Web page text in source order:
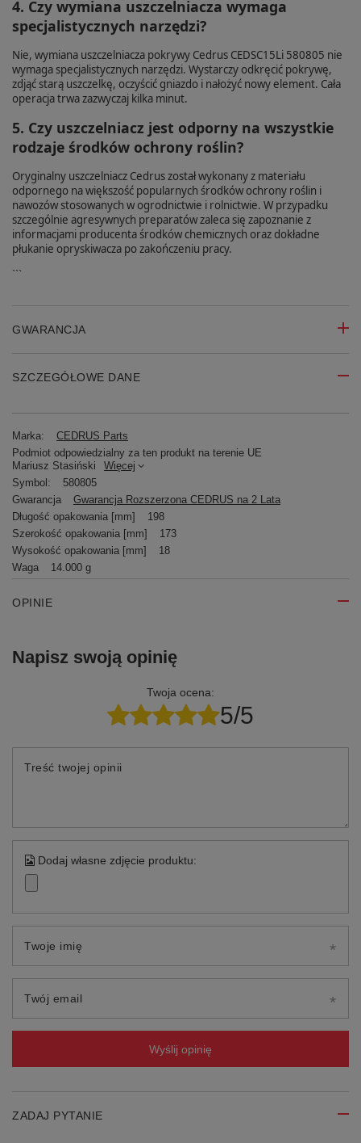
4. Czy wymiana uszczelniacza wymaga
specjalistycznych narzędzi?
Nie, wymiana uszczelniacza pokrywy Cedrus CEDSC15Li 580805 nie
wymaga specjalistycznych narzędzi. Wystarczy odkręcić pokrywę,
zdjąć starą uszczelkę, oczyścić gniazdo i nałożyć nowy element. Cała
operacja trwa zazwyczaj kilka minut.
5. Czy uszczelniacz jest odporny na wszystkie
rodzaje środków ochrony roślin?
Oryginalny uszczelniacz Cedrus został wykonany z materiału
odpornego na większość popularnych środków ochrony roślin i
nawozów stosowanych w ogrodnictwie i rolnictwie. W przypadku
szczególnie agresywnych preparatów zaleca się zapoznanie z
informacjami producenta środków chemicznych oraz dokładne
płukanie opryskiwacza po zakończeniu pracy.
```
GWARANCJA
SZCZEGÓŁOWE DANE
Marka:
CEDRUS Parts
Podmiot odpowiedzialny za ten produkt na terenie UE
Mariusz Stasiński
Więcej
Symbol:
580805
Gwarancja
Gwarancja Rozszerzona CEDRUS na 2 Lata
Długość opakowania [mm]
198
Szerokość opakowania [mm]
173
Wysokość opakowania [mm]
18
Waga
14.000 g
OPINIE
Napisz swoją opinię
Twoja ocena:
5/5
Treść twojej opinii
Dodaj własne zdjęcie produktu:
Twoje imię
Twój email
Wyślij opinię
ZADAJ PYTANIE